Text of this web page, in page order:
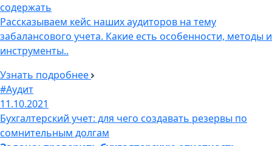
содержать
Рассказываем кейс наших аудиторов на тему
забалансового учета. Какие есть особенности, методы и
инструменты..
Узнать подробнее
#Аудит
11.10.2021
Бухгалтерский учет: для чего создавать резервы по
сомнительным долгам